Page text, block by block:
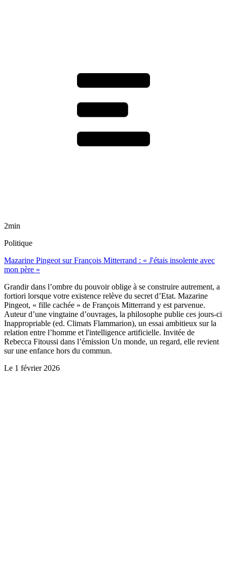
2min
Politique
Mazarine Pingeot sur François Mitterrand : « J'étais insolente avec
mon père »
Grandir dans l’ombre du pouvoir oblige à se construire autrement, a
fortiori lorsque votre existence relève du secret d’Etat. Mazarine
Pingeot, « fille cachée » de François Mitterrand y est parvenue.
Auteur d’une vingtaine d’ouvrages, la philosophe publie ces jours-ci
Inappropriable (ed. Climats Flammarion), un essai ambitieux sur la
relation entre l’homme et l'intelligence artificielle. Invitée de
Rebecca Fitoussi dans l’émission Un monde, un regard, elle revient
sur une enfance hors du commun.
Le 1 février 2026